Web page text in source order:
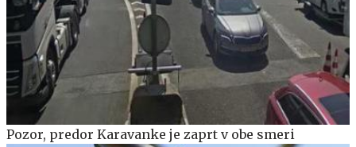
Pozor, predor Karavanke je zaprt v obe smeri